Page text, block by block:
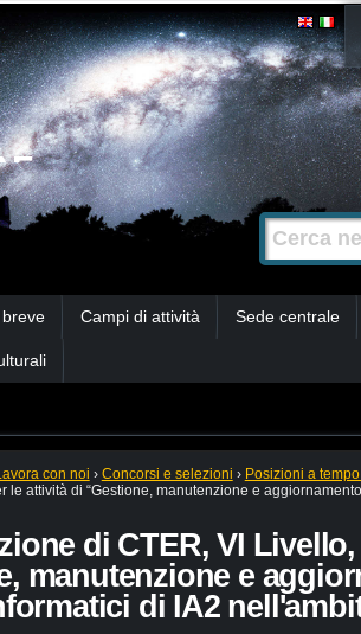
Cerca nel
Campi di attività Sede centrale
con noi › Concorsi e selezioni › Posizioni a
le attività di “Gestione, manutenzione e
di CTER, VI
manutenzione e
di IA2